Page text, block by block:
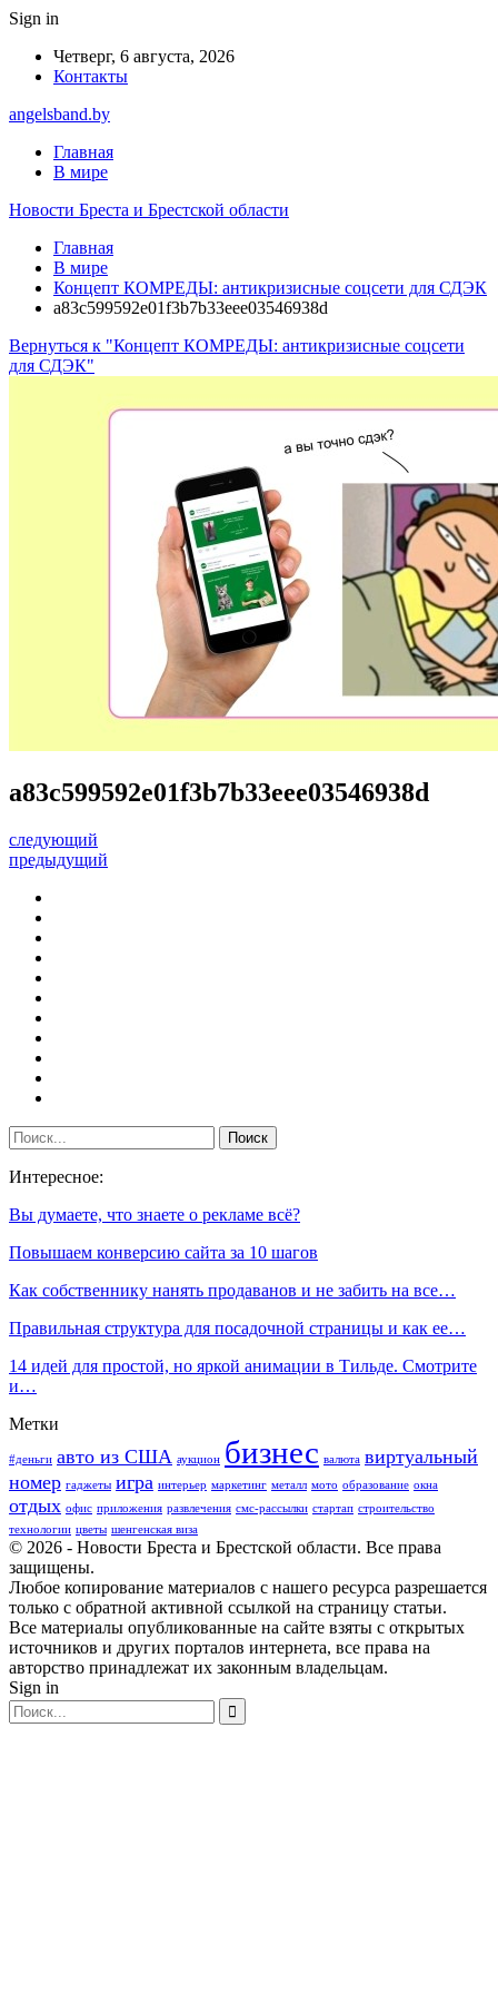
Sign in
Четверг, 6 августа, 2026
Контакты
angelsband.by
Главная
В мире
Новости Бреста и Брестской области
Главная
В мире
Концепт КОМРЕДЫ: антикризисные соцсети для СДЭК
a83c599592e01f3b7b33eee03546938d
Вернуться к "Концепт КОМРЕДЫ: антикризисные соцсети
для СДЭК"
a83c599592e01f3b7b33eee03546938d
следующий
предыдущий
Интересное:
Вы думаете, что знаете о рекламе всё?
Повышаем конверсию сайта за 10 шагов
Как собственнику нанять продаванов и не забить на все…
Правильная структура для посадочной страницы и как ее…
14 идей для простой, но яркой анимации в Тильде. Смотрите
и…
Метки
#деньги авто из США аукцион бизнес валюта виртуальный
номер гаджеты игра интерьер маркетинг металл мото образование окна
отдых офис приложения развлечения смс-рассылки стартап строительство
технологии цветы шенгенская виза
© 2026 - Новости Бреста и Брестской области. Все права
защищены.
Любое копирование материалов с нашего ресурса разрешается
только с обратной активной ссылкой на страницу статьи.
Все материалы опубликованные на сайте взяты с открытых
источников и других порталов интернета, все права на
авторство принадлежат их законным владельцам.
Sign in